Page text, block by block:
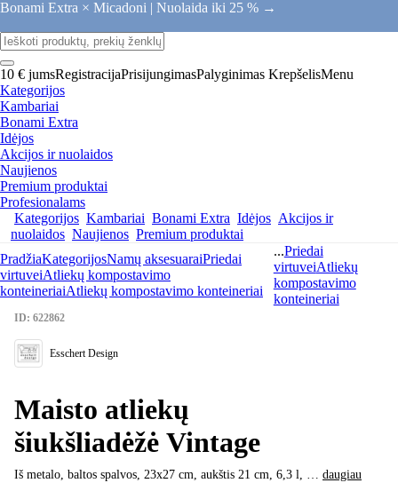
Bonami Extra × Micadoni | Nuolaida iki 25 % →
10 € jumsRegistracijaPrisijungimasPalyginimas KrepšelisMenu
Kategorijos
Kambariai
Bonami Extra
Idėjos
Akcijos ir nuolaidos
Naujienos
Premium produktai
Profesionalams
Kategorijos Kambariai Bonami Extra Idėjos Akcijos ir
nuolaidos Naujienos Premium produktai
PradžiaKategorijosNamų aksesuaraiPriedai
virtuveiAtliekų kompostavimo
konteineriaiAtliekų kompostavimo konteineriai
...Priedai
virtuveiAtliekų
kompostavimo
konteineriai
ID: 622862
Esschert Design
Maisto atliekų
šiukšliadėžė Vintage
Iš metalo, baltos spalvos, 23x27 cm, aukštis 21 cm, 6,3 l, … daugiau